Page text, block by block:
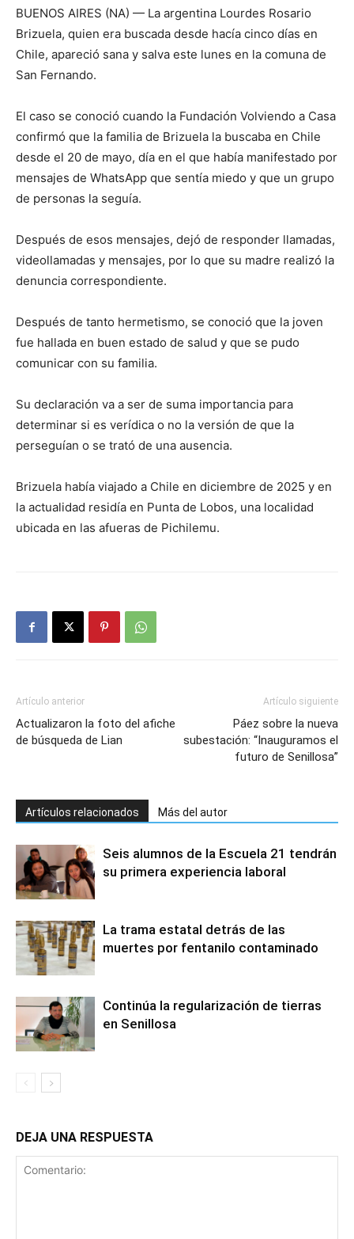
BUENOS AIRES (NA) — La argentina Lourdes Rosario
Brizuela, quien era buscada desde hacía cinco días en
Chile, apareció sana y salva este lunes en la comuna de
San Fernando.
El caso se conoció cuando la Fundación Volviendo a Casa
confirmó que la familia de Brizuela la buscaba en Chile
desde el 20 de mayo, día en el que había manifestado por
mensajes de WhatsApp que sentía miedo y que un grupo
de personas la seguía.
Después de esos mensajes, dejó de responder llamadas,
videollamadas y mensajes, por lo que su madre realizó la
denuncia correspondiente.
Después de tanto hermetismo, se conoció que la joven
fue hallada en buen estado de salud y que se pudo
comunicar con su familia.
Su declaración va a ser de suma importancia para
determinar si es verídica o no la versión de que la
perseguían o se trató de una ausencia.
Brizuela había viajado a Chile en diciembre de 2025 y en
la actualidad residía en Punta de Lobos, una localidad
ubicada en las afueras de Pichilemu.
Artículo anterior
Actualizaron la foto del afiche
de búsqueda de Lian
Artículo siguiente
Páez sobre la nueva
subestación: “Inauguramos el
futuro de Senillosa”
Artículos relacionados Más del autor
Seis alumnos de la Escuela 21 tendrán
su primera experiencia laboral
La trama estatal detrás de las
muertes por fentanilo contaminado
Continúa la regularización de tierras
en Senillosa
DEJA UNA RESPUESTA